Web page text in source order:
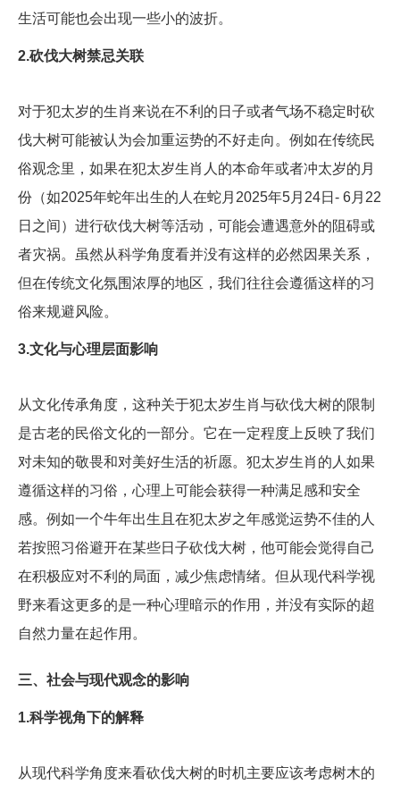
生活可能也会出现一些小的波折。
2.砍伐大树禁忌关联
对于犯太岁的生肖来说在不利的日子或者气场不稳定时砍
伐大树可能被认为会加重运势的不好走向。例如在传统民
俗观念里，如果在犯太岁生肖人的本命年或者冲太岁的月
份（如2025年蛇年出生的人在蛇月2025年5月24日- 6月22
日之间）进行砍伐大树等活动，可能会遭遇意外的阻碍或
者灾祸。虽然从科学角度看并没有这样的必然因果关系，
但在传统文化氛围浓厚的地区，我们往往会遵循这样的习
俗来规避风险。
3.文化与心理层面影响
从文化传承角度，这种关于犯太岁生肖与砍伐大树的限制
是古老的民俗文化的一部分。它在一定程度上反映了我们
对未知的敬畏和对美好生活的祈愿。犯太岁生肖的人如果
遵循这样的习俗，心理上可能会获得一种满足感和安全
感。例如一个牛年出生且在犯太岁之年感觉运势不佳的人
若按照习俗避开在某些日子砍伐大树，他可能会觉得自己
在积极应对不利的局面，减少焦虑情绪。但从现代科学视
野来看这更多的是一种心理暗示的作用，并没有实际的超
自然力量在起作用。
三、社会与现代观念的影响
1.科学视角下的解释
从现代科学角度来看砍伐大树的时机主要应该考虑树木的